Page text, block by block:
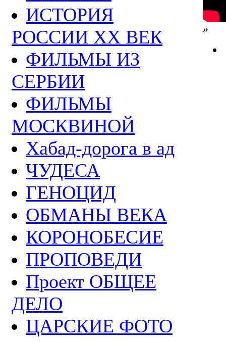
ИСТОРИЯ
РОССИИ ХХ ВЕК
ФИЛЬМЫ ИЗ
СЕРБИИ
ФИЛЬМЫ
МОСКВИНОЙ
Хабад-дорога в ад
ЧУДЕСА
ГЕНОЦИД
ОБМАНЫ ВЕКА
КОРОНОБЕСИЕ
ПРОПОВЕДИ
Проект ОБЩЕЕ
ДЕЛО
ЦАРСКИЕ ФОТО
»